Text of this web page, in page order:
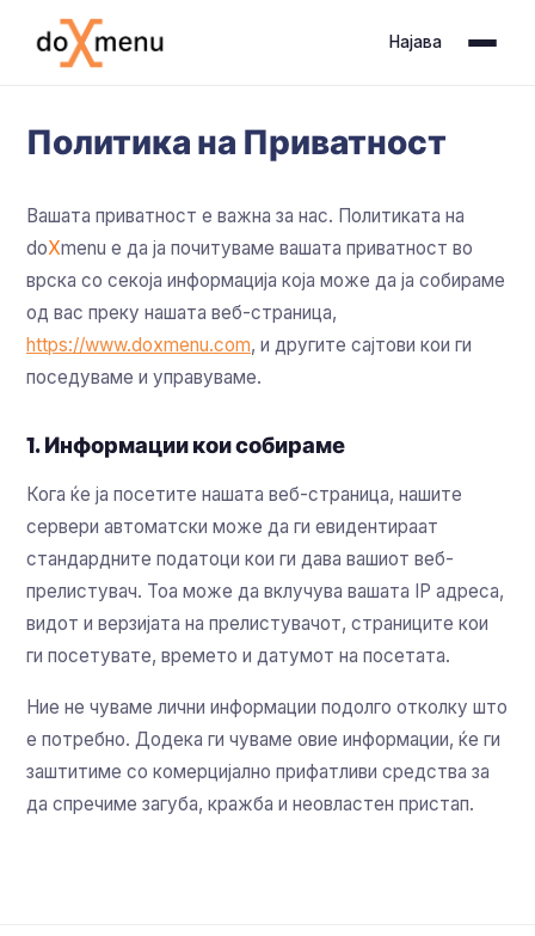
Најава
Политика на Приватност
Вашата приватност е важна за нас. Политиката на
doXmenu е да ја почитуваме вашата приватност во
врска со секоја информација која може да ја собираме
од вас преку нашата веб-страница,
https://www.doxmenu.com, и другите сајтови кои ги
поседуваме и управуваме.
1. Информации кои собираме
Кога ќе ја посетите нашата веб-страница, нашите
сервери автоматски може да ги евидентираат
стандардните податоци кои ги дава вашиот веб-
прелистувач. Тоа може да вклучува вашата IP адреса,
видот и верзијата на прелистувачот, страниците кои
ги посетувате, времето и датумот на посетата.
Ние не чуваме лични информации подолго отколку што
е потребно. Додека ги чуваме овие информации, ќе ги
заштитиме со комерцијално прифатливи средства за
да спречиме загуба, кражба и неовластен пристап.